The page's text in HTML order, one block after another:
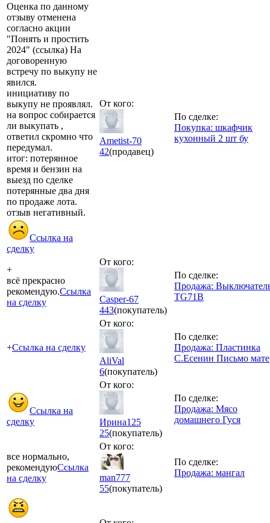
Оценка по данному
отзыву отменена
согласно акции
"Понять и простить
2024" (ссылка) На
договоренную
встречу по выкупу не
явился.
инициативу по
выкупу не проявлял.
на вопрос собирается
ли выкупать ,
ответил скромно что
передумал.
итог: потерянное
время и бензин на
выезд по сделке
потерянные два дня
по продаже лота.
отзыв негативный.
Ссылка на
сделку
От кого:
Ametist-70
42(продавец)
По сделке:
Покупка: шкафчик
кухонный 2 шт бу
+
всё прекрасно
рекомендую.Ссылка
на сделку
От кого:
Casper-67
443(покупатель)
По сделке:
Продажа:
TG71B
+Ссылка на сделку
От кого:
AliVal
6(покупатель)
По сделке:
Продажа: Пластинка
С.Есенин Письмо
Ссылка на
сделку
От кого:
Ирина125
25(покупатель)
По сделке:
Продажа: Мясо
домашнего Гуся
все нормально,
рекомендуюСсылка
на сделку
От кого:
man777
55(покупатель)
По сделке:
Продажа: мангал